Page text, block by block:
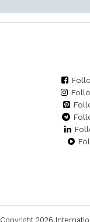
Copyright 2026